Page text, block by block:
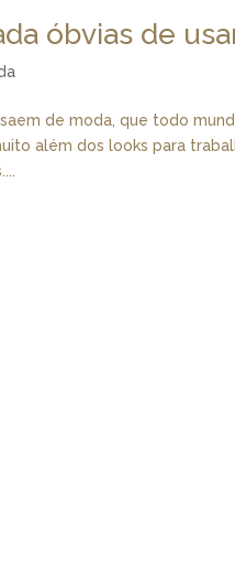
óbvias de
de moda, que todo
além dos looks para